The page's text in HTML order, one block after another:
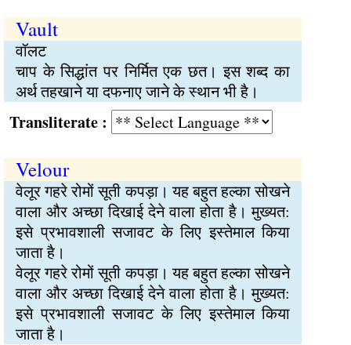
Vault
वॉलट
चाप के सिद्धांत पर निर्मित एक छत। इस शब्द का
अर्थ तहखाने या दफनाए जाने के स्थान भी है।
:
Velour
वेलूर गहरे रोमों सूती कपड़ा। यह बहुत हल्का सोखने
वाला और अच्छा दिखाई देने वाला होता है। मुख्यत:
इसे प्रभावशाली सजावट के लिए इस्तेमाल किया
जाता है।
वेलूर गहरे रोमों सूती कपड़ा। यह बहुत हल्का सोखने
वाला और अच्छा दिखाई देने वाला होता है। मुख्यत:
इसे प्रभावशाली सजावट के लिए इस्तेमाल किया
जाता है।